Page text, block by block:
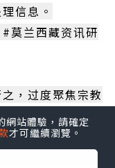
信息。
莫兰西藏资讯研
，过度聚焦宗教
媒介。这违背了
技造福人类、推
用可能对使用者
站體驗，請確定
才可繼續瀏覽。